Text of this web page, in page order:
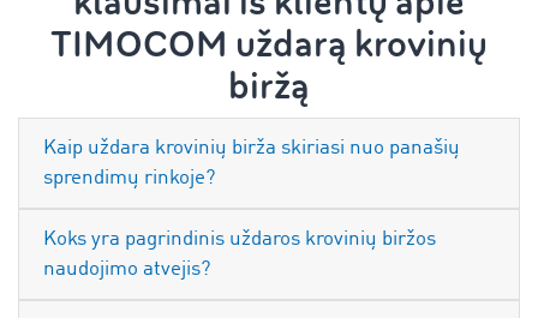
TIMOCOM uždarą krovinių
biržą
Kaip uždara krovinių birža skiriasi nuo panašių
sprendimų rinkoje?
Koks yra pagrindinis uždaros krovinių biržos
naudojimo atvejis?